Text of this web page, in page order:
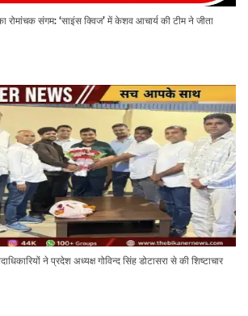
रोमांचक संगम: ‘साइंस क्विज’ में केशव आचार्य की टीम ने जीता
ने प्रदेश अध्यक्ष गोविन्द सिंह डोटासरा से की शिष्टाचार